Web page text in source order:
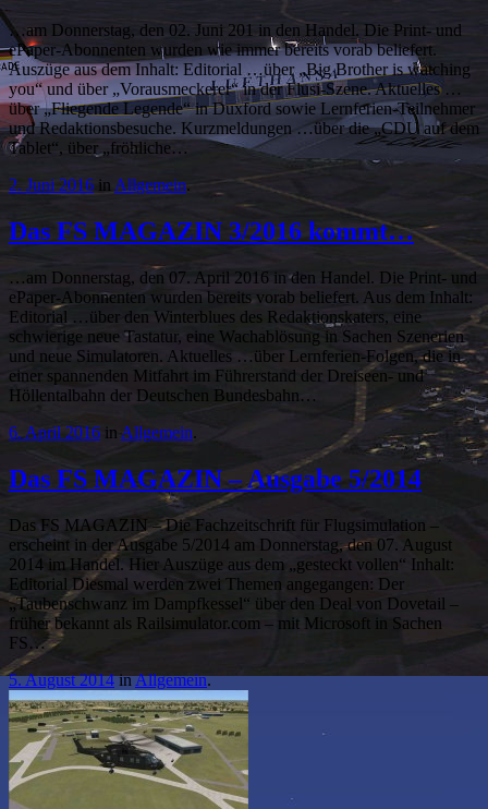
…am Donnerstag, den 02. Juni 201 in den Handel. Die Print- und
ePaper-Abonnenten wurden wie immer bereits vorab beliefert.
Auszüge aus dem Inhalt: Editorial …über „Big Brother is watching
you“ und über „Vorausmeckerer“ in der Flusi-Szene. Aktuelles …
über „Fliegende Legende“ in Duxford sowie Lernferien-Teilnehmer
und Redaktionsbesuche. Kurzmeldungen …über die „CDU auf dem
Tablet“, über „fröhliche…
2. Juni 2016 in Allgemein.
Das FS MAGAZIN 3/2016 kommt…
…am Donnerstag, den 07. April 2016 in den Handel. Die Print- und
ePaper-Abonnenten wurden bereits vorab beliefert. Aus dem Inhalt:
Editorial …über den Winterblues des Redaktionskaters, eine
schwierige neue Tastatur, eine Wachablösung in Sachen Szenerien
und neue Simulatoren. Aktuelles …über Lernferien-Folgen, die in
einer spannenden Mitfahrt im Führerstand der Dreiseen- und
Höllentalbahn der Deutschen Bundesbahn…
6. April 2016 in Allgemein.
Das FS MAGAZIN – Ausgabe 5/2014
Das FS MAGAZIN – Die Fachzeitschrift für Flugsimulation –
erscheint in der Ausgabe 5/2014 am Donnerstag, den 07. August
2014 im Handel. Hier Auszüge aus dem „gesteckt vollen“ Inhalt:
Editorial Diesmal werden zwei Themen angegangen: Der
„Taubenschwanz im Dampfkessel“ über den Deal von Dovetail –
früher bekannt als Railsimulator.com – mit Microsoft in Sachen
FS…
5. August 2014inAllgemein.